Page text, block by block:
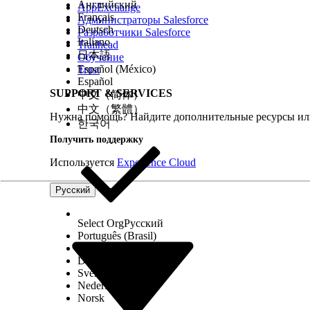
ЭТА СТАТЬЯ РЕШИЛА ВАШУ ПРОБЛЕМУ?
Оставьте свой отзыв, чтобы мы могли стать лучше!
AppExchange
Администраторы Salesforce
Разработчики Salesforce
Trailhead
Обучение
Trust
SUPPORT & SERVICES
Нужна помощь? Найдите дополнительные ресурсы
Получить поддержку
Используется Experience Cloud
Русский
Английский
Français
Deutsch
Italiano
日本語
Español (México)
Español
中文（简体）
中文（繁體）
한국어
Select OrgРусский
Português (Brasil)
Dansk
Svenska
Nederlands
Norsk